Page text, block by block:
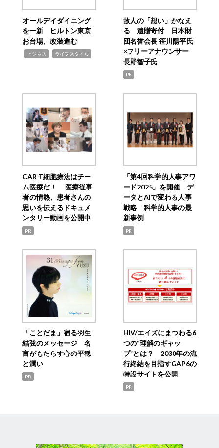
オールデイダイニング
を一新 ヒルトン東京
お台場、改装進む
ビジネス ライフスタイル
故人の「想い」かなえ
る 遺贈寄付 日本財
団名誉会長 笹川陽平氏
×フリーアナウンサー
長野智子氏
PR
CAR T細胞療法はチー
ム医療だ！ 医療従事
者の情熱、患者さんの
思いを伝えるドキュメ
ンタリー動画を公開中
PR
「第4回科学的人事アワ
ード2025」を開催 デ
ータとAIで変わる人事
戦略 科学的人事の最
新事例
PR
「ことだま」宿る羽生
結弦のメッセージ 名
言がもたらす心の平穏
と潤い
PR
HIV/エイズにまつわる6
つの“理解のギャッ
プ”とは？ 2030年の流
行終結を目指すGAP6の
特設サイトを公開
PR